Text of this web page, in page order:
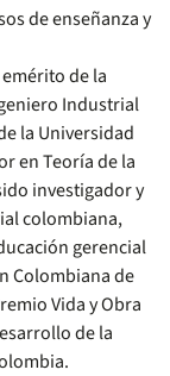
de enseñanza y
de la
Industrial
la Universidad
en Teoría de la
investigador y
colombiana,
gerencial
Colombiana de
Vida y Obra
de la